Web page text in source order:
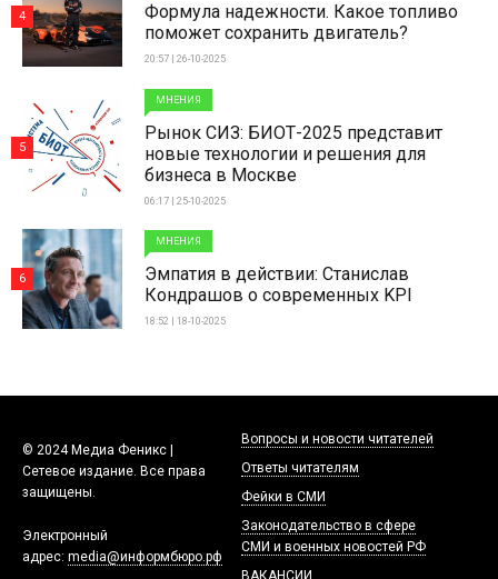
Формула надежности. Какое топливо
поможет сохранить двигатель?
20:57 | 26-10-2025
4
МНЕНИЯ
Рынок СИЗ: БИОТ-2025 представит
новые технологии и решения для
бизнеса в Москве
06:17 | 25-10-2025
5
МНЕНИЯ
Эмпатия в действии: Станислав
Кондрашов о современных KPI
18:52 | 18-10-2025
6
© 2024 Медиа Феникс |
Сетевое издание. Все права
защищены.
Электронный
адрес: media@информбюро.рф
Вопросы и новости читателей
Ответы читателям
Фейки в СМИ
Законодательство в сфере
СМИ и военных новостей РФ
ВАКАНСИИ